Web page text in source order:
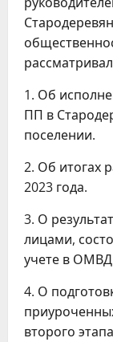
1. Об
ПП в
поселении.
2. Об итогах
2023 года.
3. О
лицами,
учете в ОМВД
4. О
второго